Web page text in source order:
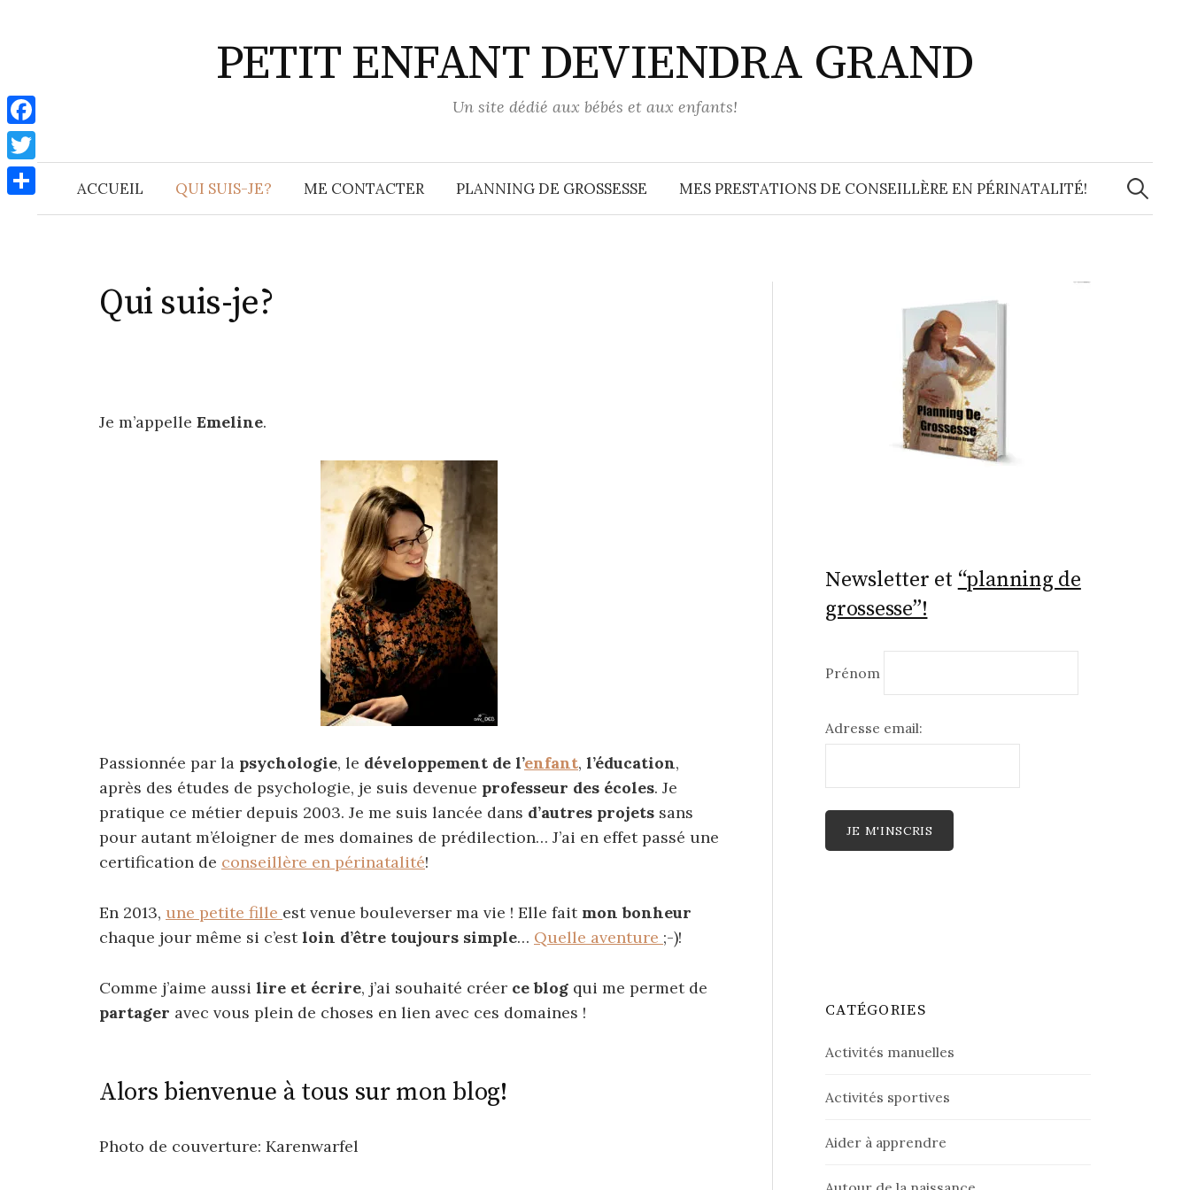
PETIT ENFANT DEVIENDRA GRAND
Un site dédié aux bébés et aux enfants!
ACCUEIL QUI SUIS-JE? ME CONTACTER PLANNING DE GROSSESSE MES PRESTATIONS DE CONSEILLÈRE EN PÉRINATALITÉ!
Qui suis-je?
Je m’appelle Emeline.
Passionnée par la psychologie, le développement de l’enfant, l’éducation,
après des études de psychologie, je suis devenue professeur des écoles. Je
pratique ce métier depuis 2003. Je me suis lancée dans d’autres projets sans
pour autant m’éloigner de mes domaines de prédilection… J’ai en effet passé une
certification de conseillère en périnatalité!
En 2013, une petite fille est venue bouleverser ma vie ! Elle fait mon bonheur
chaque jour même si c’estloin d’être toujours simple… Quelle aventure ;-)!
Comme j’aime aussi lire et écrire, j’ai souhaité créer ce blog qui me permet de
partager avec vous plein de choses en lien avec ces domaines !
Alors bienvenue à tous sur mon blog!
Photo de couverture: Karenwarfel
Newsletter et “planning de
grossesse”!
Prénom
Adresse email:
CATÉGORIES
Activités manuelles
Activités sportives
Aider à apprendre
F
a
c
T
w